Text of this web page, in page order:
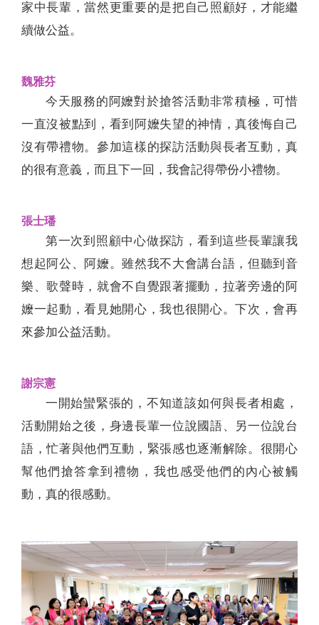
家中長輩，當然更重要的是把自己照顧好，才能繼
續做公益。
魏雅芬
今天服務的阿嬤對於搶答活動非常積極，可惜
一直沒被點到，看到阿嬤失望的神情，真後悔自己
沒有帶禮物。參加這樣的探訪活動與長者互動，真
的很有意義，而且下一回，我會記得帶份小禮物。
張士璠
第一次到照顧中心做探訪，看到這些長輩讓我
想起阿公、阿嬤。雖然我不大會講台語，但聽到音
樂、歌聲時，就會不自覺跟著擺動，拉著旁邊的阿
嬤一起動，看見她開心，我也很開心。下次，會再
來參加公益活動。
謝宗憲
一開始蠻緊張的，不知道該如何與長者相處，
活動開始之後，身邊長輩一位說國語、另一位說台
語，忙著與他們互動，緊張感也逐漸解除。很開心
幫他們搶答拿到禮物，我也感受他們的內心被觸
動，真的很感動。